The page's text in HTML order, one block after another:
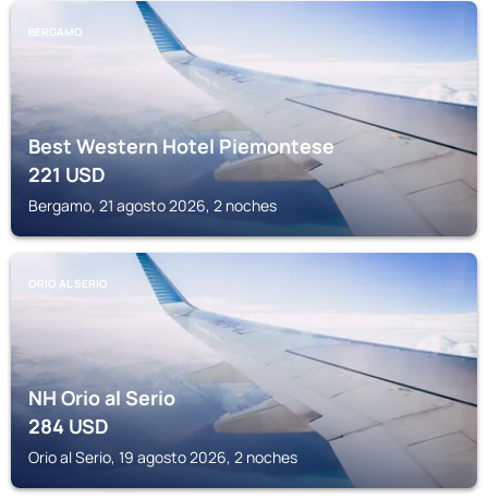
BERGAMO
Best Western Hotel Piemontese
221USD
Bergamo, 21 agosto 2026, 2 noches
ORIO AL SERIO
NH Orio al Serio
284USD
Orio al Serio, 19 agosto 2026, 2 noches